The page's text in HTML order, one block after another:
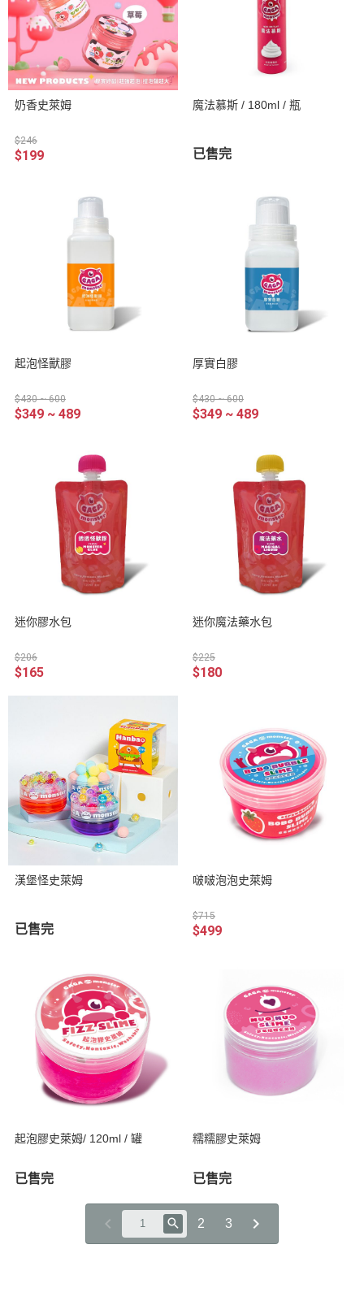
奶香史萊姆
$246
$199
魔法慕斯 / 180ml / 瓶
已售完
起泡怪獸膠
$430 ~ 600
$349 ~ 489
厚實白膠
$430 ~ 600
$349 ~ 489
迷你膠水包
$206
$165
迷你魔法藥水包
$225
$180
漢堡怪史萊姆
已售完
啵啵泡泡史萊姆
$715
$499
起泡膠史萊姆/ 120ml / 罐
已售完
糯糯膠史萊姆
已售完
2 3